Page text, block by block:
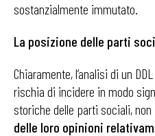
sostanzialmente immutato.
La posizione delle parti
Chiaramente, l’analisi di un
rischia di incidere in modo
storiche delle parti sociali, non
delle loro opinioni